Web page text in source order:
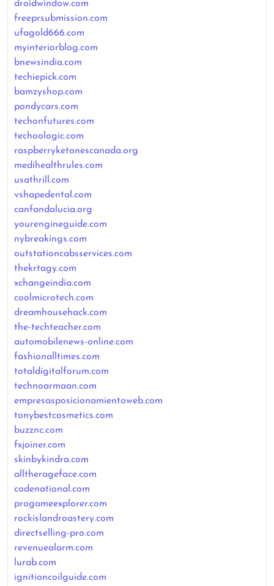
droidwindow.com
freeprsubmission.com
ufagold666.com
myinteriorblog.com
bnewsindia.com
techiepick.com
bamzyshop.com
pondycars.com
techonfutures.com
techoologic.com
raspberryketonescanada.org
medihealthrules.com
usathrill.com
vshapedental.com
canfandalucia.org
yourengineguide.com
nybreakings.com
outstationcabsservices.com
thekrtagy.com
xchangeindia.com
coolmicrotech.com
dreamhousehack.com
the-techteacher.com
automobilenews-online.com
fashionalltimes.com
totaldigitalforum.com
technoarmaan.com
empresasposicionamientoweb.com
tonybestcosmetics.com
buzznc.com
fxjoiner.com
skinbykindra.com
alltherageface.com
codenational.com
progameexplorer.com
rockislandroastery.com
directselling-pro.com
revenuealarm.com
lurab.com
ignitioncoilguide.com